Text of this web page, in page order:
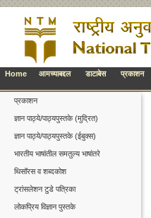
Home आमच्याबद्दल डाटाबेस प्रकाशन
प्रकाशन
ज्ञान पाठ्ये/पाठ्यपुस्तके (मुद्रित)
ज्ञान पाठ्ये/पाठ्यपुस्तके (ईबुक्स)
भारतीय भाषांतील समतुल्य भाषांतरे
थिसॉरस व शब्दकोश
ट्रांसलेशन टुडे पत्रिका
लोकप्रिय विज्ञान पुस्तके